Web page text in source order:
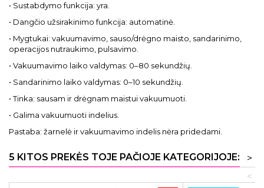
• Sustabdymo funkcija: yra.
• Dangčio užsirakinimo funkcija: automatinė.
• Mygtukai: vakuumavimo, sauso/drėgno maisto, sandarinimo,
operacijos nutraukimo, pulsavimo.
• Vakuumavimo laiko valdymas: 0–80 sekundžių.
• Sandarinimo laiko valdymas: 0–10 sekundžių.
• Tinka: sausam ir drėgnam maistui vakuumuoti.
• Galima vakuumuoti indelius.
Pastaba: žarnelė ir vakuumavimo indelis nėra pridedami.
5 KITOS PREKĖS TOJE PAČIOJE KATEGORIJOJE:
>
<